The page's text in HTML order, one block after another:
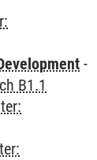
-
B1.1